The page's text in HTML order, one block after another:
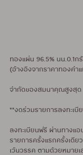
ทองแผ่น 96.5% นน.0.1ก
(อ้างอิงจากราคาทองคำ
จำกัดของสมนาคุณสูงสุ
**งดร่วมรายการลงทะเบี
ลงทะเบียนฟรี ผ่านทางแ
รายการครั้งแรกครั้งเดีย
เว้นวรรค ตามด้วยหมาย